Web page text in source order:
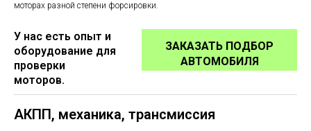
моторах разной степени форсировки.
У нас есть опыт и
оборудование для
проверки
моторов.
ЗАКАЗАТЬ ПОДБОР
АВТОМОБИЛЯ
АКПП, механика, трансмиссия